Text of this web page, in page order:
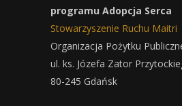
programu Adopcja Serca
Stowarzyszenie Ruchu Maitri
Organizacja Pożytku
ul. ks. Józefa Zator
80-245 Gdańsk